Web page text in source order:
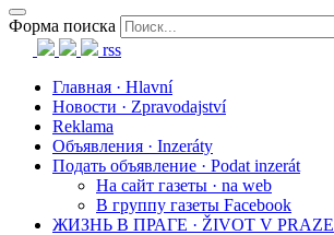
Форма поиска
rss
Главная · Hlavní
Новости · Zpravodajství
Reklama
Объявления · Inzeráty
Подать объявление · Podat inzerát
На сайт газеты · na web
В группу газеты Facebook
ЖИЗНЬ В ПРАГЕ · ŽIVOT V PRAZE